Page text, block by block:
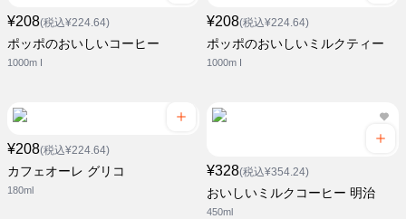
¥208(税込¥224.64)
ポッポのおいしいコーヒー
1000m I
¥208(税込¥224.64)
ポッポのおいしいミルクティー
1000m I
¥208(税込¥224.64)
カフェオーレ グリコ
180ml
¥328(税込¥354.24)
おいしいミルクコーヒー 明治
450ml